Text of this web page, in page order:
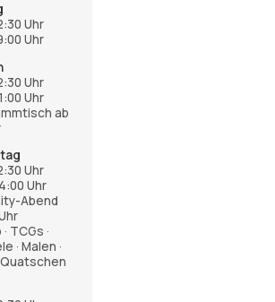
Uhr
Uhr
Uhr
Uhr
ab
Uhr
Uhr
Abend
TCGs ·
· Malen ·
Quatschen